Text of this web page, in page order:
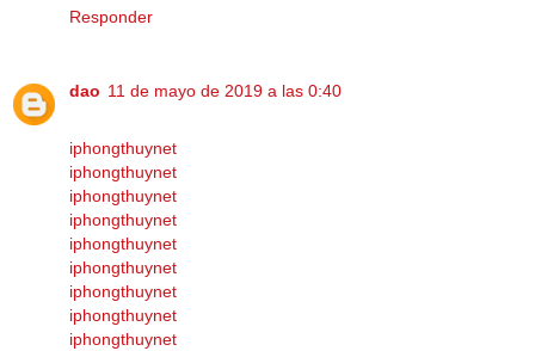
Responder
dao 11 de mayo de 2019 a las 0:40
iphongthuynet
iphongthuynet
iphongthuynet
iphongthuynet
iphongthuynet
iphongthuynet
iphongthuynet
iphongthuynet
iphongthuynet